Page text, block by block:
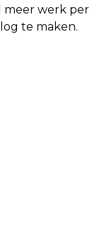
meer werk per
te maken.